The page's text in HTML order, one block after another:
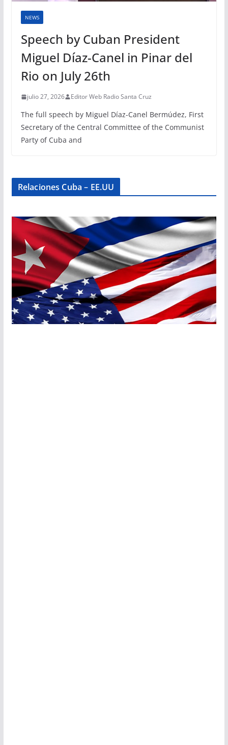
NEWS
Speech by Cuban President
Miguel Díaz-Canel in Pinar del
Rio on July 26th
julio 27, 2026 Editor Web Radio Santa Cruz
The full speech by Miguel Díaz-Canel Bermúdez, First
Secretary of the Central Committee of the Communist
Party of Cuba and
Relaciones Cuba – EE.UU